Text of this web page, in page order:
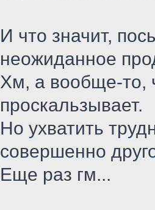
И что значит,
неожиданное
Хм, а вообще-то,
проскальзывает.
Но ухватить
совершенно
Еще раз гм...